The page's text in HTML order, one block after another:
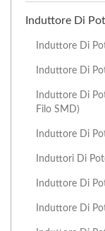
Induttore Di
Induttore Di
Induttore Di
Induttore Di
Filo SMD)
Induttore Di
Induttori Di
Induttore Di
Induttore Di